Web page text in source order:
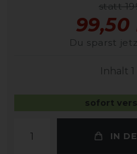
statt
99,50
Du sparst
Inhalt 1
sofort
IN